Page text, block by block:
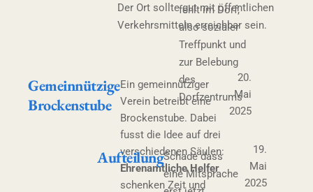
fehlt im Dorf,
also sozialer
Treffpunkt und
zur Belebung
des
Dorfzentrums
Der Ort sollte gut mit öffentlichen
Verkehrsmitteln erreichbar sein.
Gemeinnützige
Brockenstube
Ein gemeinnütziger
Verein betreibt eine
Brockenstube. Dabei
fusst die Idee auf drei
verschiedenen Säulen:
Ehrenamtliche Helfer
schenken Zeit und
20.
Mai
2025
AufteilungSchade dass
eine Mitsprache
19.
Mai
2025